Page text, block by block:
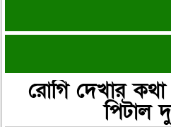
রোগি দেখার
পিটাল